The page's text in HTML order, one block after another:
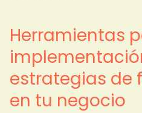
Herramientas
estrategias de
en tu negocio